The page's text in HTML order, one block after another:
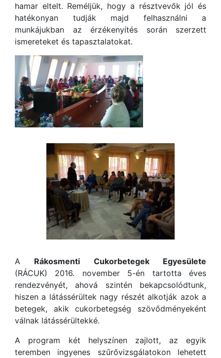
hamar eltelt. Reméljük, hogy a résztvevők jól és
hatékonyan tudják majd felhasználni a
munkájukban az érzékenyítés során szerzett
ismereteket és tapasztalatokat.
A Rákosmenti Cukorbetegek Egyesülete
(RÁCUK) 2016. november 5-én tartotta éves
rendezvényét, ahová szintén bekapcsolódtunk,
hiszen a látássérültek nagy részét alkotják azok a
betegek, akik cukorbetegség szövődményeként
válnak látássérültekké.
A program két helyszínen zajlott, az egyik
teremben ingyenes szűrővizsgálatokon lehetett